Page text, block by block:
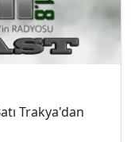
Trakya'dan